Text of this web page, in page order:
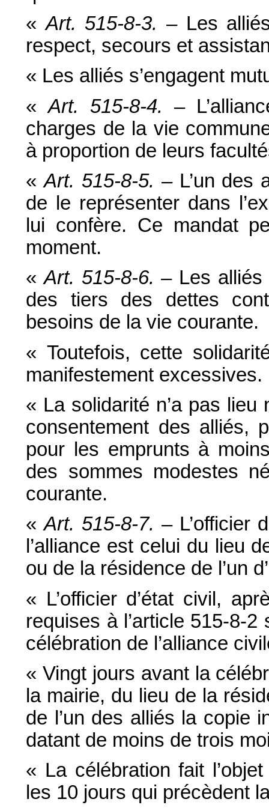
«Art. 515-8-3. – Les
respect, secours et
« Les alliés s’engagent
«Art. 515-8-4.
–
charges de la vie
à proportion de leurs
«Art. 515-8-5. – L’un des
de le représenter dans
lui confère. Ce mandat
moment.
«Art. 515-8-6. – Les alliés
des tiers des dettes
besoins de la vie courante.
« Toutefois, cette
manifestement excessives.
« La solidarité n’a pas lieu
consentement des alliés,
pour les emprunts à
des sommes modestes
courante.
«Art. 515-8-7. – L’officier
l’alliance est celui du lieu
ou de la résidence de l’un
« L’officier d’état civil,
requises à l’article 515-8-
célébration de l’alliance
« Vingt jours avant la
la mairie, du lieu de la
de l’un des alliés la copie
datant de moins de trois
« La célébration fait
les 10 jours qui précèdent